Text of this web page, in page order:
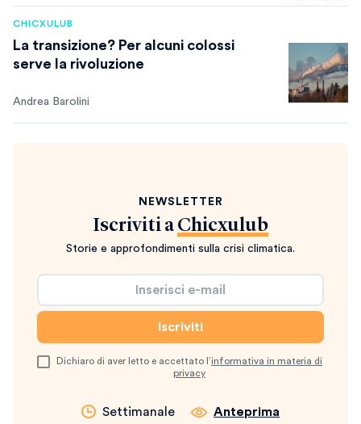
CHICXULUB
La transizione? Per alcuni colossi
serve la rivoluzione
Andrea Barolini
NEWSLETTER
Iscriviti a Chicxulub
Storie e approfondimenti sulla crisi climatica.
Dichiaro di aver letto e accettato l’informativa in materia di
privacy
Settimanale Anteprima